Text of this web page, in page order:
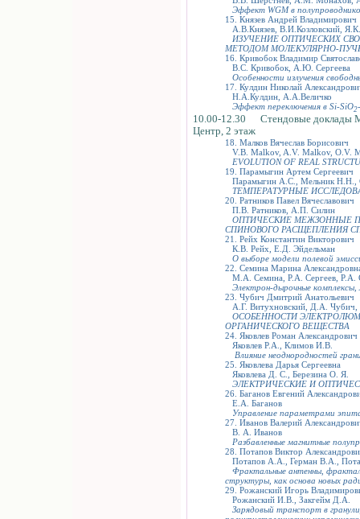
Эффект WGM в
15. Князев Андрей Владимирович
А.В.Князев, В.И.Козловский,
ИЗУЧЕНИЕ ОПТИЧЕСКИХ
МЕТОДОМ МОЛЕКУЛЯРНО-
16. Кривобок Владимир
В.С. Кривобок, А.Ю. Сергеева
Особенности излучения
17. Кулдин Николай
Н.А.Кулдин, А.А.Величко
Эффект переключения в Si-SiO2
10.00-12.30 Стендовые доклады
Центр, 2 этаж
18. Малков Вячеслав Борисович
V.B. Malkov, A.V. Malkov, O.V.
EVOLUTION OF REAL
19. Парамыгин Артем Сергеевич
Парамыгин А.С., Мельник Н.Н.,
ТЕМПЕРАТУРНЫЕ
20. Ратников Павел Вячеславович
П.В. Ратников, А.П. Силин
ОПТИЧЕСКИЕ МЕЖЗОННЫЕ
СПИНОВОГО РАСЩЕПЛЕНИЯ
21. Рейх Константин Викторович
К.В. Рейх, Е.Д. Эйдельман
О выборе модели полевой
22. Семина Марина
М.А. Семина, Р.А. Сергеев, Р.А.
Электрон-дырочные комплексы,
23. Чубич Дмитрий Анатольевич
А.Г. Витухновский, Д.А.
ОСОБЕННОСТИ
ОРГАНИЧЕСКОГО ВЕЩЕСТВА
24. Яковлев Роман Александрович
Яковлев Р.А., Климов И.В.
Влияние неоднородностей
25. Яковлева Дарья Сергеевна
Яковлева Д. С., Березина О. Я.
ЭЛЕКТРИЧЕСКИЕ И
26. Баганов Евгений
Е.А. Баганов
Управление параметрами
27. Иванов Валерий
В. А. Иванов
Разбавленные магнитные
28. Потапов Виктор
Потапов А.А., Герман В.А.,
Фрактальные антенны,
структуры, как основа новых
29. Рожанский Игорь
Рожанский И.В., Закгейм Д.А.
Зарядовый транспорт в